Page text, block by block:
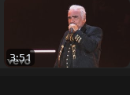
3:51